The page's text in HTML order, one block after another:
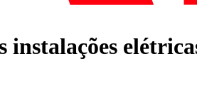
instalações